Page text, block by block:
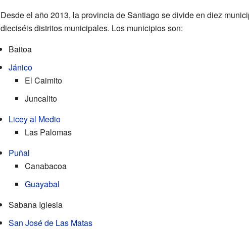
Desde el año 2013, la provincia de Santiago se divide en diez
dieciséis distritos municipales. Los municipios son:
Baitoa
Jánico
El Caimito
Juncalito
Licey al Medio
Las Palomas
Puñal
Canabacoa
Guayabal
Sabana Iglesia
San José de Las Matas